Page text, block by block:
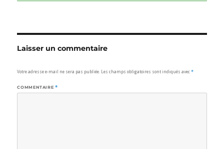
Laisser un commentaire
Votre adresse e-mail ne sera pas publiée. Les champs obligatoires sont indiqués avec*
COMMENTAIRE *